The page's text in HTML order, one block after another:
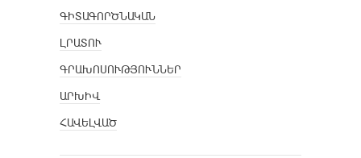
ԳԻՏԱԳՈՐԾՆԱԿԱՆ
ԼՐԱՏՈՒ
ԳՐԱԽՈՍՈՒԹՅՈՒՆՆԵՐ
ԱՐԽԻՎ
ՀԱՎԵԼՎԱԾ